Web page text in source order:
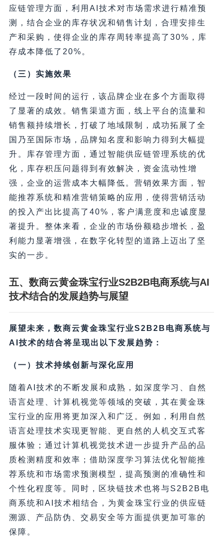
应链管理方面，利用AI技术对市场需求进行精准预
测，结合企业的库存状况和销售计划，合理安排生
产和采购，使得企业的库存周转率提高了30%，库
存成本降低了20%。
（三）实施效果
经过一段时间的运行，该品牌企业在多个方面取得
了显著的成效。销售渠道方面，线上平台的流量和
销售额持续增长，打破了地域限制，成功拓展了全
国乃至国际市场，品牌知名度和影响力得到大幅提
升。库存管理方面，通过智能供应链管理系统的优
化，库存积压问题得到有效解决，资金流动性增
强，企业的运营成本大幅降低。营销效果方面，智
能推荐系统和精准营销策略的应用，使得营销活动
的投入产出比提高了40%，客户满意度和忠诚度显
著提升。整体来看，企业的市场份额稳步增长，盈
利能力显著增强，在数字化转型的道路上迈出了坚
实的一步。
五、数商云黄金珠宝行业S2B2B电商系统与AI
技术结合的发展趋势与展望
展望未来，数商云黄金珠宝行业S2B2B电商系统与
AI技术的结合将呈现出以下发展趋势：
（一）技术持续创新与深化应用
随着AI技术的不断发展和成熟，如深度学习、自然
语言处理、计算机视觉等领域的突破，其在黄金珠
宝行业的应用将更加深入和广泛。例如，利用自然
语言处理技术实现更智能、更自然的人机交互式客
服体验；通过计算机视觉技术进一步提升产品的品
质检测精度和效率；借助深度学习算法优化智能推
荐系统和市场需求预测模型，提高预测的准确性和
个性化程度等。同时，区块链技术也将与S2B2B电
商系统和AI技术相结合，为黄金珠宝行业的供应链
溯源、产品防伪、交易安全等方面提供更加可靠的
保障。